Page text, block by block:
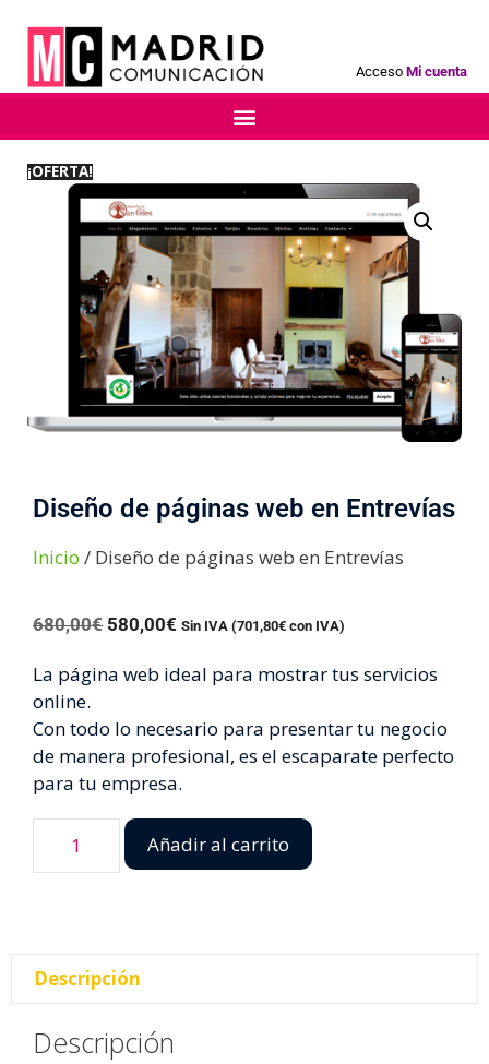
Acceso Mi cuenta
¡OFERTA!
Diseño de páginas web en Entrevías
Inicio / Diseño de páginas web en Entrevías
680,00€ 580,00€ Sin IVA (701,80€ con IVA)
La página web ideal para mostrar tus servicios
online.
Con todo lo necesario para presentar tu negocio
de manera profesional, es el escaparate perfecto
para tu empresa.
Añadir al carrito
Descripción
Descripción